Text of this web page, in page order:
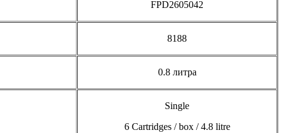
FPD2605042
8188
0.8 литра
Single
6 Cartridges / box / 4.8 litre